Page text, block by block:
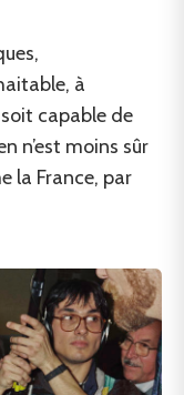
à
capable de
n’est moins sûr
la France, par